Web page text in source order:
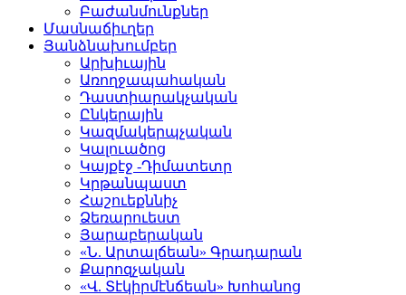
Բաժանմունքներ
Մասնաճիւղեր
Յանձնախումբեր
Արխիւային
Առողջապահական
Դաստիարակչական
Ընկերային
Կազմակերպչական
Կալուածոց
Կայքէջ -Դիմատետր
Կրթանպաստ
Հաշուեքննիչ
Ձեռարուեստ
Յարաբերական
«Ն. Արտալճեան» Գրադարան
Քարոզչական
«Վ. Տէկիրմէնճեան» Խոհանոց